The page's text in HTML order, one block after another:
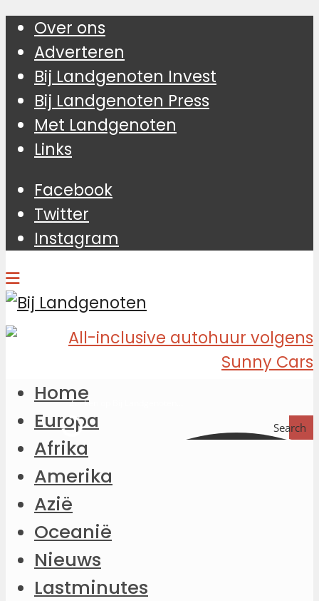
Over ons
Adverteren
Bij Landgenoten Invest
Bij Landgenoten Press
Met Landgenoten
Links
Facebook
Twitter
Instagram
Search
Home
Europa
Afrika
Amerika
Azië
Oceanië
Nieuws
Lastminutes